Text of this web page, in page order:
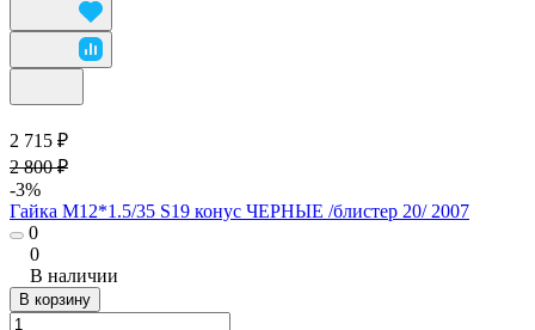
2 715 ₽
2 800 ₽
-3%
Гайка М12*1.5/35 S19 конус ЧЕРНЫЕ /блистер 20/ 2007
0
0
В наличии
В корзину